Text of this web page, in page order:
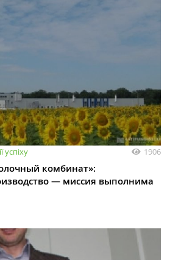
успіху 1906
комбинат»:
— миссия выполнима